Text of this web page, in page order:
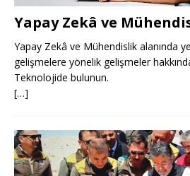
Yapay Zekâ ve
Yapay Zekâ ve Mühendislik alanında
gelişmelere yönelik gelişmeler
Teknolojide bulunun.
[…]